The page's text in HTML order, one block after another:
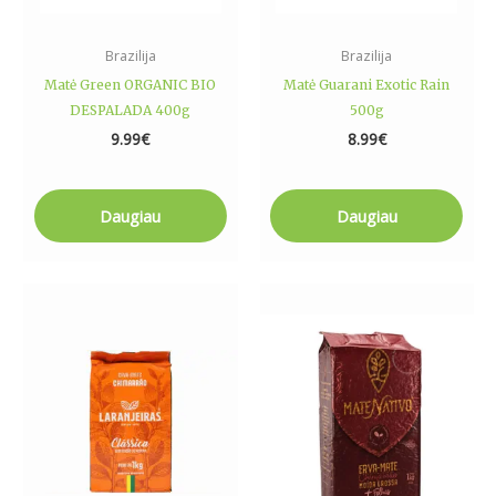
Brazilija
Matė Green ORGANIC BIO
DESPALADA 400g
9.99€
Daugiau
Brazilija
Matė Guarani Exotic Rain
500g
8.99€
Daugiau